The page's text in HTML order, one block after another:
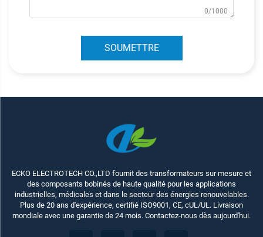
0/1000
SOUMETTRE
ECKO ELECTROTECH CO.,LTD fournit des transformateurs sur mesure et
des composants bobinés de haute qualité pour les applications
industrielles, médicales et dans le secteur des énergies renouvelables.
Plus de 20 ans d'expérience, certifié ISO9001, CE, cUL/UL. Livraison
mondiale avec une garantie de 24 mois. Contactez-nous dès aujourd'hui.